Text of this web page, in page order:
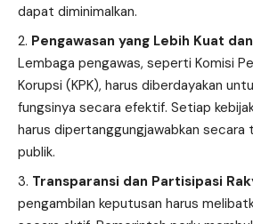
dapat diminimalkan.
Pengawasan yang Lebih Kuat
Lembaga pengawas, seperti Komisi
Korupsi (KPK), harus diberdayakan
fungsinya secara efektif. Setiap
harus dipertanggungjawabkan secara
publik.
Transparansi dan Partisipasi
pengambilan keputusan harus